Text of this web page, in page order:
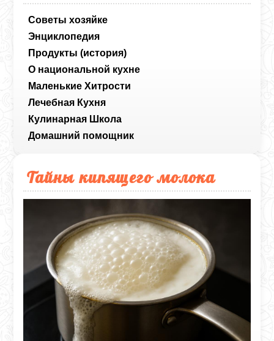
Советы хозяйке
Энциклопедия
Продукты (история)
О национальной кухне
Маленькие Хитрости
Лечебная Кухня
Кулинарная Школа
Домашний помощник
Тайны кипящего молока